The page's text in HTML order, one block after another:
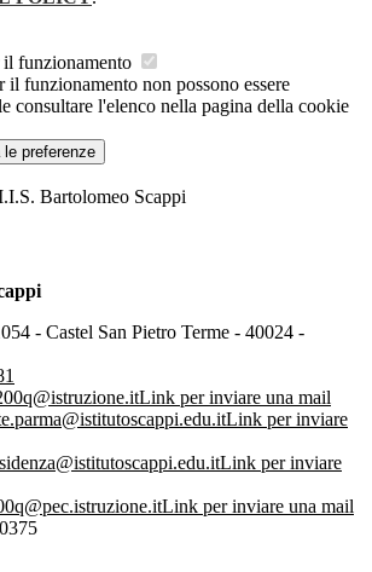
il funzionamento
il funzionamento non possono essere
consultare l'elenco nella pagina della cookie
le preferenze
Bartolomeo Scappi
- Castel San Pietro Terme - 40024 -
Link per inviare una mail
Link per inviare
Link per inviare
Link per inviare una mail